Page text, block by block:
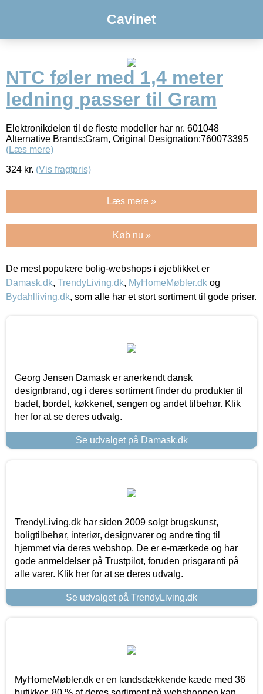
Cavinet
NTC føler med 1,4 meter
ledning passer til Gram
Elektronikdelen til de fleste modeller har nr. 601048
Alternative Brands:Gram, Original Designation:760073395
(Læs mere)
324 kr. (Vis fragtpris)
Læs mere »
Køb nu »
De mest populære bolig-webshops i øjeblikket er
Damask.dk, TrendyLiving.dk, MyHomeMøbler.dk og
Bydahlliving.dk, som alle har et stort sortiment til gode priser.
Georg Jensen Damask er anerkendt dansk
designbrand, og i deres sortiment finder du produkter til
badet, bordet, køkkenet, sengen og andet tilbehør. Klik
her for at se deres udvalg.
Se udvalget på Damask.dk
TrendyLiving.dk har siden 2009 solgt brugskunst,
boligtilbehør, interiør, designvarer og andre ting til
hjemmet via deres webshop. De er e-mærkede og har
gode anmeldelser på Trustpilot, foruden prisgaranti på
alle varer. Klik her for at se deres udvalg.
Se udvalget på TrendyLiving.dk
MyHomeMøbler.dk er en landsdækkende kæde med 36